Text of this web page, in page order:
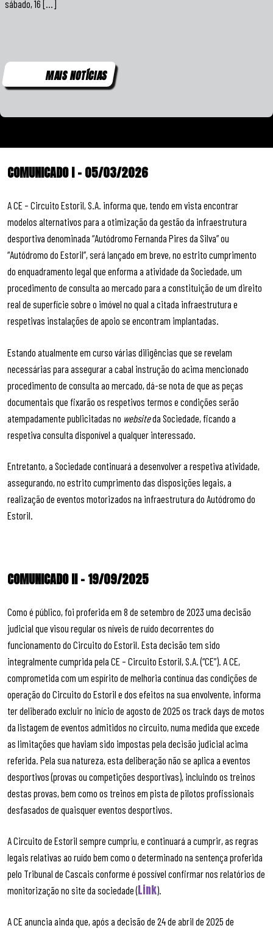
sábado, 16 […]
MAIS NOTÍCIAS
COMUNICADO I – 05/03/2026
A CE – Circuito Estoril, S.A. informa que, tendo em vista encontrar
modelos alternativos para a otimização da gestão da infraestrutura
desportiva denominada “Autódromo Fernanda Pires da Silva” ou
“Autódromo do Estoril”, será lançado em breve, no estrito cumprimento
do enquadramento legal que enforma a atividade da Sociedade, um
procedimento de consulta ao mercado para a constituição de um direito
real de superfície sobre o imóvel no qual a citada infraestrutura e
respetivas instalações de apoio se encontram implantadas.
Estando atualmente em curso várias diligências que se revelam
necessárias para assegurar a cabal instrução do acima mencionado
procedimento de consulta ao mercado, dá-se nota de que as peças
documentais que fixarão os respetivos termos e condições serão
atempadamente publicitadas no websiteda Sociedade, ficando a
respetiva consulta disponível a qualquer interessado.
Entretanto, a Sociedade continuará a desenvolver a respetiva atividade,
assegurando, no estrito cumprimento das disposições legais, a
realização de eventos motorizados na infraestrutura do Autódromo do
Estoril.
COMUNICADO II – 19/09/2025
Como é público, foi proferida em 8 de setembro de 2023 uma decisão
judicial que visou regular os níveis de ruído decorrentes do
funcionamento do Circuito do Estoril. Esta decisão tem sido
integralmente cumprida pela CE – Circuito Estoril, S.A. (“CE”). A CE,
comprometida com um espírito de melhoria contínua das condições de
operação do Circuito do Estoril e dos efeitos na sua envolvente, informa
ter deliberado excluir no início de agosto de 2025 os track days de motos
da listagem de eventos admitidos no circuito, numa medida que excede
as limitações que haviam sido impostas pela decisão judicial acima
referida. Pela sua natureza, esta deliberação não se aplica a eventos
desportivos (provas ou competições desportivas), incluindo os treinos
destas provas, bem como os treinos em pista de pilotos profissionais
desfasados de quaisquer eventos desportivos.
A Circuito de Estoril sempre cumpriu, e continuará a cumprir, as regras
legais relativas ao ruído bem como o determinado na sentença proferida
pelo Tribunal de Cascais conforme é possível confirmar nos relatórios de
monitorização no site da sociedade (Link).
A CE anuncia ainda que, após a decisão de 24 de abril de 2025 de